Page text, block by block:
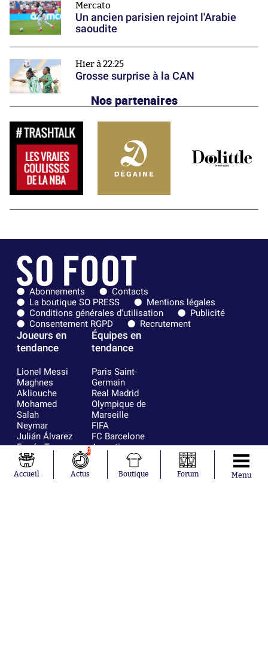
Mercato
Un ancien parisien rejoint l'Arabie
saoudite
Hier à 22:25
Grosse surprise à la CAN
Nos partenaires
Abonnements
Contacts
La boutique SO PRESS
Mentions légales
Conditions générales d'utilisation
Publicité
Consentement RGPD
Recrutement
Joueurs en
tendance
Lionel Messi
Maghnes
Akliouche
Mohamed
Salah
Neymar
Julián Álvarez
Ferrán Torres
Kilian Corredor
Franco
Mastantuono
Équipes en
tendance
Paris Saint-
Germain
Real Madrid
Olympique de
Marseille
FIFA
FC Barcelone
Argentine
Olympique
lyonnais
AS Monaco
Accueil
0
Actus Boutique Forum Menu